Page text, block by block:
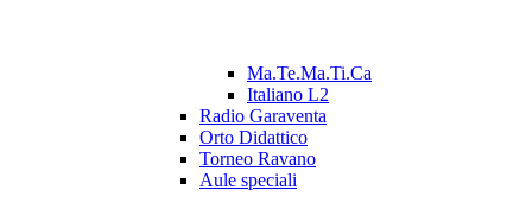
Ma.Te.Ma.Ti.Ca
Italiano L2
Radio Garaventa
Orto Didattico
Torneo Ravano
Aule speciali